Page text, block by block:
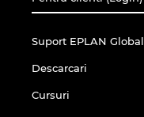
Suport EPLAN Global
Descarcari
Cursuri
Statele Unite
Suedia